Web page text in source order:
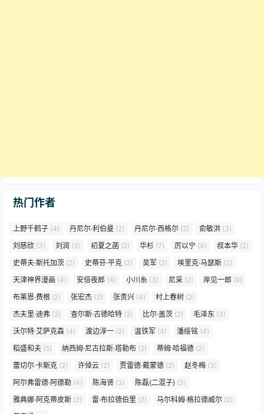
热门作者
上野千鹤子 (4) 丹尼尔·利伯曼 (2) 丹尼尔·西格尔 (2) 俞敏洪 (3)
刘慈欣 (3) 刘润 (3) 初夏之菡 (2) 华杉 (7) 厉以宁 (4) 叔本华 (2)
史蒂夫·斯托加茨 (2) 史蒂芬·平克 (2) 吴军 (2) 埃里克·马瑟斯 (2)
天津神界漫画 (4) 安倍夜郎 (4) 小川糸 (3) 尼采 (2) 岸见一郎 (9)
布莱恩·费根 (2) 张宏杰 (3) 张贵兴 (4) 村上春树 (2)
杰夫里·迪弗 (2) 查尔斯·古德哈特 (2) 比尔·盖茨 (2) 毛泽东 (3)
沃尔特·艾萨克森 (4) 渡边淳一 (2) 温铁军 (4) 潘绥铭 (4)
稻盛和夫 (5) 纳西姆·尼古拉斯·塔勒布 (2) 蒂姆·哈福德 (2)
蕾切尔·卡斯克 (2) 许倬云 (2) 贾雷德·戴蒙德 (2) 赵冬梅 (3)
阿尔弗雷德·阿德勒 (4) 陈海贤 (3) 陈磊(二混子) (3)
雅典娜·阿克蒂皮斯 (2) 雷·布拉德伯里 (2) 马尔科姆·格拉德威尔 (2)